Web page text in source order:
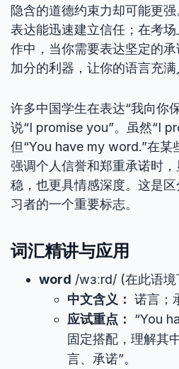
隐含的道德约束力却可能更
表达能迅速建立信任；在考
作中，当你需要表达坚定的
加分的利器，让你的语言充满
许多中国学生在表达“我向你
说“I promise you”。虽然“I
但“You have my word.”在某
强调个人信誉和郑重承诺时
稳，也更具情感深度。这是
习者的一个重要标志。
词汇精讲与应用
word /wɜːrd/ (在此语境
中文含义： 诺言；
应试重点：
“You
固定搭配，理解其
言、承诺”。